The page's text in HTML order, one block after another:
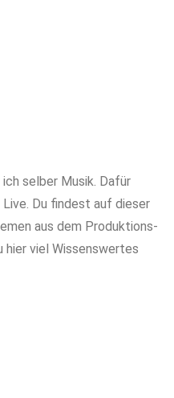
selber Musik. Dafür
Du findest auf dieser
aus dem Produktions-
hier viel Wissenswertes